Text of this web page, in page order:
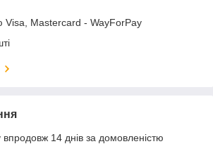
Visa, Mastercard - WayForPay
14 днів за домовленістю